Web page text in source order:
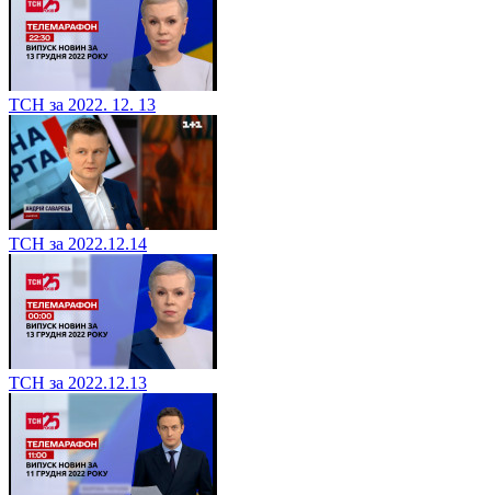
ТСН за 2022. 12. 13
ТСН за 2022.12.14
ТСН за 2022.12.13